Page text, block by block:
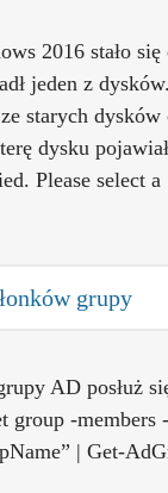
2016 stało
jeden z
starych
dysku
Please select
grupy
AD posłuż
group -
| Get-